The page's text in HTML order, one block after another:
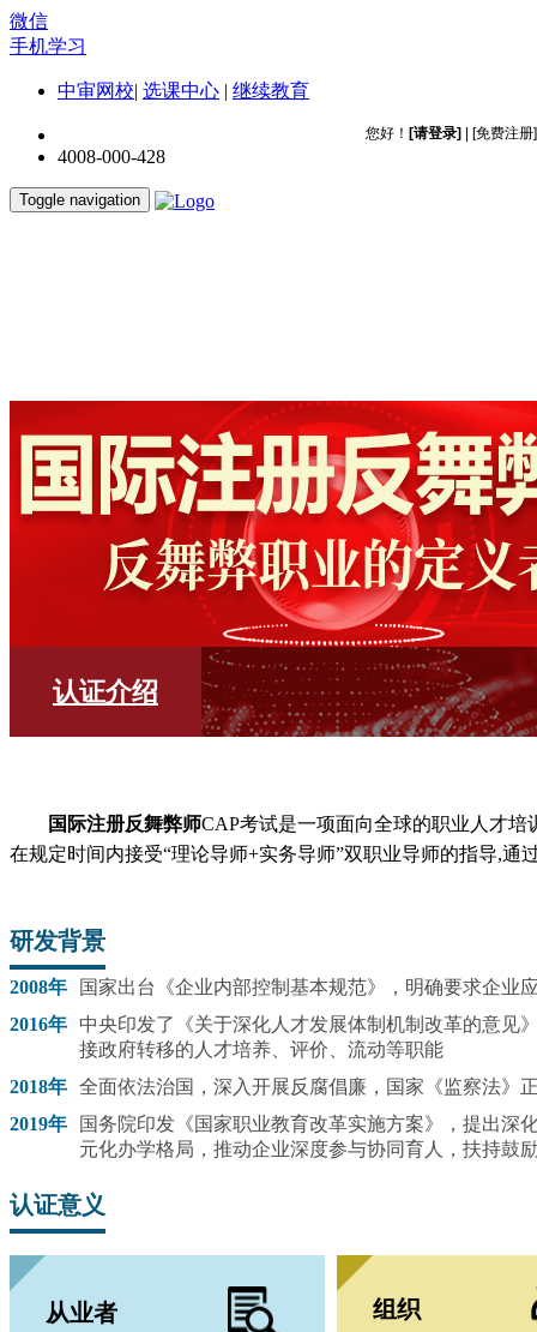
微信
手机学习
中审网校| 选课中心 | 继续教育
4008-000-428
Toggle navigation
认证介绍
国际注册反舞弊师CAP考试是一项面向全球的职业人才
在规定时间内接受“理论导师+实务导师”双职业导师的指导,
研发背景
2008年
国家出台《企业内部控制基本规范》，明确要求企业
2016年
中央印发了《关于深化人才发展体制机制改革的意见
接政府转移的人才培养、评价、流动等职能
2018年 全面依法治国，深入开展反腐倡廉，国家《监察法》
2019年
国务院印发《国家职业教育改革实施方案》，提出深
元化办学格局，推动企业深度参与协同育人，扶持鼓
认证意义
从业者 组织